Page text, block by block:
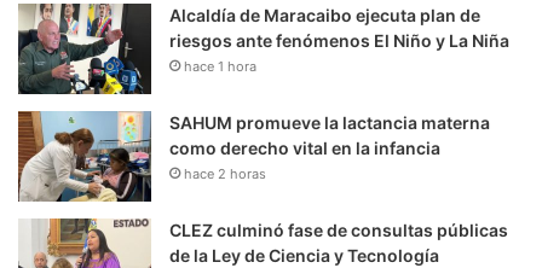
Alcaldía de Maracaibo ejecuta plan de
riesgos ante fenómenos El Niño y La Niña
hace 1 hora
SAHUM promueve la lactancia materna
como derecho vital en la infancia
hace 2 horas
CLEZ culminó fase de consultas públicas
de la Ley de Ciencia y Tecnología